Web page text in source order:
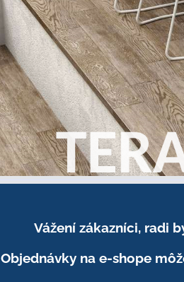
Vážení zákazníci, radi
Objednávky na e-shope